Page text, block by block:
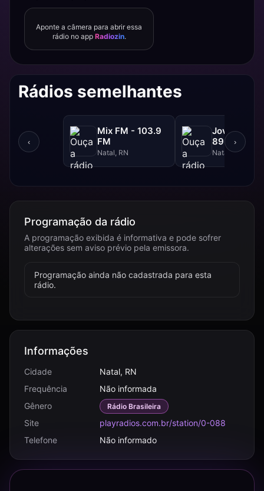
Aponte a câmera para abrir essa
rádio no app Radiozin.
Rádios semelhantes
‹
Mix FM - 103.9
FM
Natal, RN
Jovem Pan
89.9 FM
Natal, RN
›
Programação da rádio
A programação exibida é informativa e pode sofrer
alterações sem aviso prévio pela emissora.
Programação ainda não cadastrada para esta
rádio.
Informações
Cidade
Natal, RN
Frequência
Não informada
Gênero
Rádio Brasileira
Site
playradios.com.br/station/0-088
Telefone
Não informado